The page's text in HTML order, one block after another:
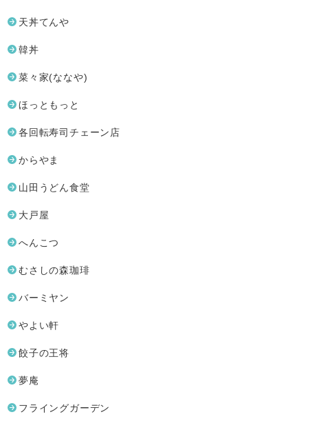
天丼てんや
韓丼
菜々家(ななや)
ほっともっと
各回転寿司チェーン店
からやま
山田うどん食堂
大戸屋
へんこつ
むさしの森珈琲
バーミヤン
やよい軒
餃子の王将
夢庵
フライングガーデン